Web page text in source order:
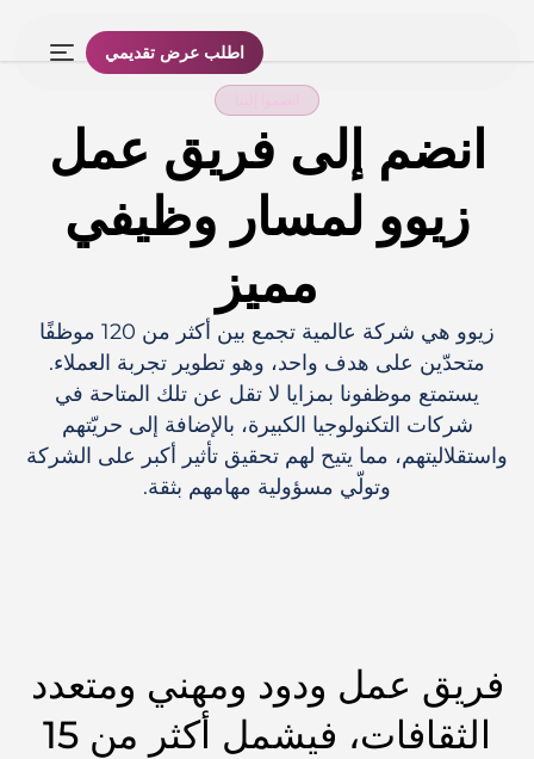
اطلب عرض تقديمي
انضم إلى فريق عمل
زيوو لمسار وظيفي
مميز
زيوو هي شركة عالمية تجمع بين أكثر من 120 موظفًا
متحدّين على هدف واحد، وهو تطوير تجربة العملاء.
يستمتع موظفونا بمزايا لا تقل عن تلك المتاحة في
شركات التكنولوجيا الكبيرة، بالإضافة إلى حريّتهم
واستقلاليتهم، مما يتيح لهم تحقيق تأثير أكبر على الشركة
وتولّي مسؤولية مهامهم بثقة.
فريق عمل ودود ومهني ومتعدد
الثقافات، فيشمل أكثر من 15